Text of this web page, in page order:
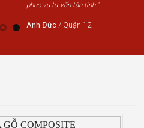
phục vụ tư vấn tận tình."
Anh Đức / Quận 12